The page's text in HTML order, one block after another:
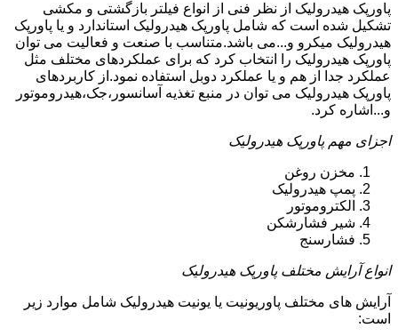
پاورپک هیدرولیک از نظر فنی از انواع فیلتر بازگشتی و مکشی
تشکیل شده است که شامل پاورپک هیدرولیک استاندارد و یا پاورپک
هیدرولیک میکرو و...می باشد.متناسب با صنعت و فعالیت می توان
پاورپک هیدرولیک را انتخاب کرد که برای عملکردهای مختلف مثل
عملکرد جدا از هم و یا عملکرد دوبل استفاده نمود.از کاربردهای
پاورپک هیدرولیک می توان در منبع تغذیه آسانسور،جک،هیدروموتور
و...اشاره کرد.
اجزای مهم پاورپک هیدرولیک
مخزن روغن
پمپ هیدرولیک
الکتروموتور
شیر فشارشکن
فشارسنج
انواع آرایش مختلف پاورپک هیدرولیک
آرایش های مختلف پاوریونیت یا یونیت هیدرولیک شامل موارد زیر
است: